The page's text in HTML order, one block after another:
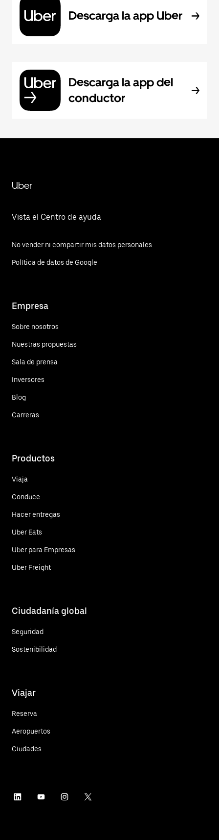
Descarga la app Uber
Descarga la app del
conductor
Uber
Vista el Centro de ayuda
No vender ni compartir mis datos personales
Política de datos de Google
Empresa
Sobre nosotros
Nuestras propuestas
Sala de prensa
Inversores
Blog
Carreras
Productos
Viaja
Conduce
Hacer entregas
Uber Eats
Uber para Empresas
Uber Freight
Ciudadanía global
Seguridad
Sostenibilidad
Viajar
Reserva
Aeropuertos
Ciudades